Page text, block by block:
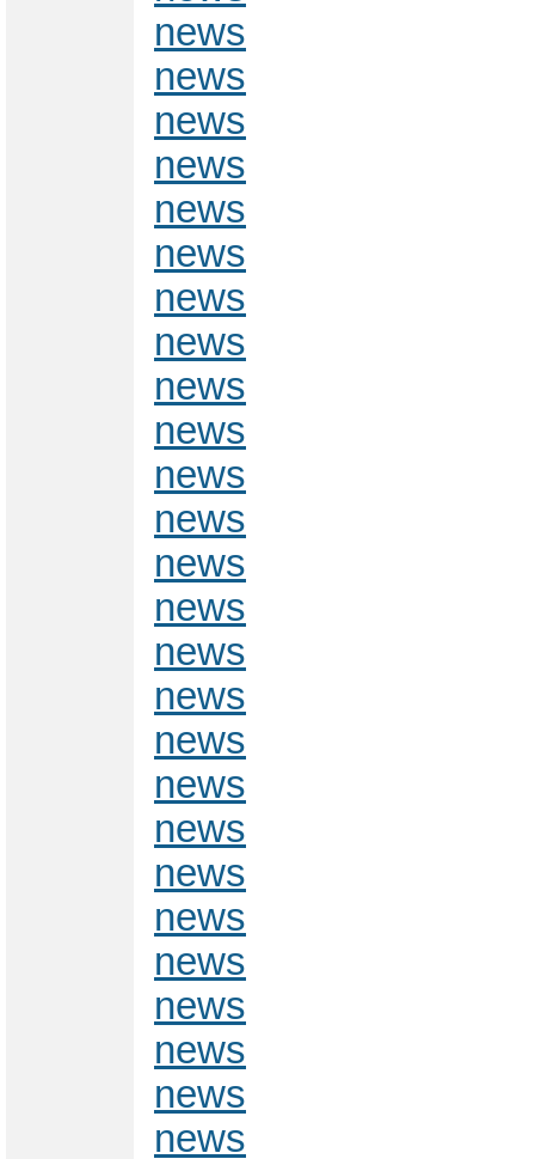
news
news
news
news
news
news
news
news
news
news
news
news
news
news
news
news
news
news
news
news
news
news
news
news
news
news